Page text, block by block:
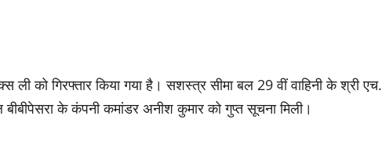
को गिरफ्तार किया गया है। सशस्त्र सीमा बल 29 वीं वाहिनी के श्री एच.
के कंपनी कमांडर अनीश कुमार को गुप्त सूचना मिली।